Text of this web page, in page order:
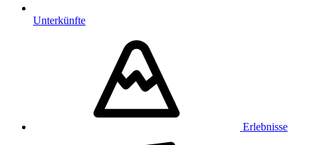
Unterkünfte
Erlebnisse